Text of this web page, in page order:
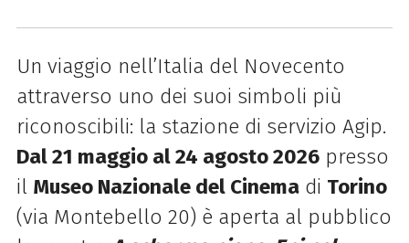
Un viaggio nell’Italia del Novecento
attraverso uno dei suoi simboli più
riconoscibili: la stazione di servizio Agip.
Dal 21 maggio al 24 agosto 2026presso
il Museo Nazionale del Cinemadi Torino
(via Montebello 20) è aperta al pubblico